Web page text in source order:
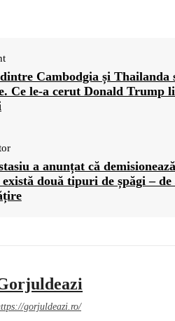
Cambodgia și Thailanda
Ce le-a cerut Donald Trump
a anunțat că
două tipuri de șpăgi –
gorjuldeazi.ro/